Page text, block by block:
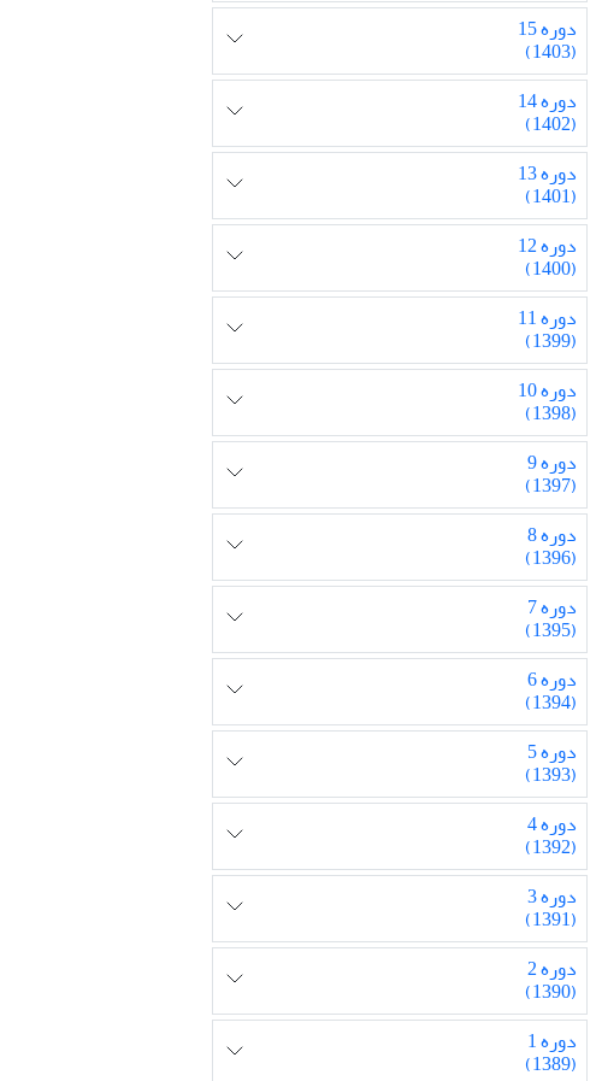
دوره 15
(1403)
دوره 14
(1402)
دوره 13
(1401)
دوره 12
(1400)
دوره 11
(1399)
دوره 10
(1398)
دوره 9
(1397)
دوره 8
(1396)
دوره 7
(1395)
دوره 6
(1394)
دوره 5
(1393)
دوره 4
(1392)
دوره 3
(1391)
دوره 2
(1390)
دوره 1
(1389)